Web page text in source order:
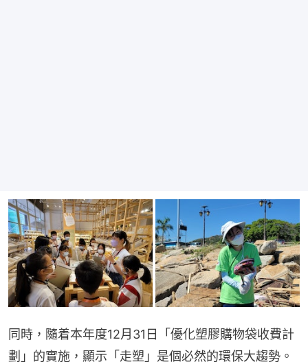
同時，隨着本年度12月31日「優化塑膠購物袋收費計
劃」的實施，顯示「走塑」是個必然的環保大趨勢。